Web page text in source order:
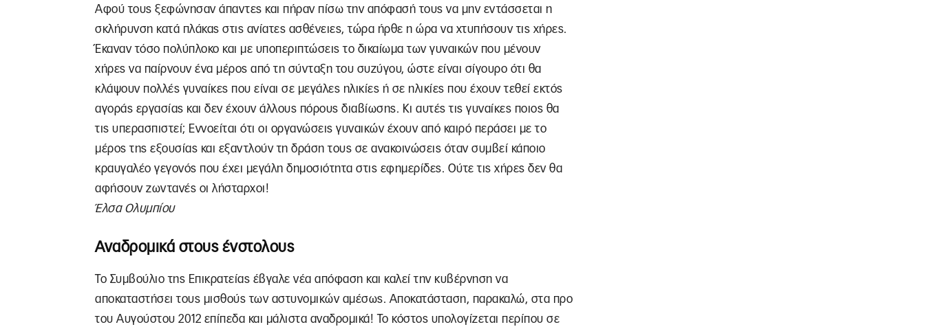
Αφού τους ξεφώνησαν άπαντες και πήραν πίσω την απόφασή τους να μην εντάσσεται η
σκλήρυνση κατά πλάκας στις ανίατες ασθένειες, τώρα ήρθε η ώρα να χτυπήσουν τις χήρες.
Έκαναν τόσο πολύπλοκο και με υποπεριπτώσεις το δικαίωμα των γυναικών που μένουν
χήρες να παίρνουν ένα μέρος από τη σύνταξη του συζύγου, ώστε είναι σίγουρο ότι θα
κλάψουν πολλές γυναίκες που είναι σε μεγάλες ηλικίες ή σε ηλικίες που έχουν τεθεί εκτός
αγοράς εργασίας και δεν έχουν άλλους πόρους διαβίωσης. Κι αυτές τις γυναίκες ποιος θα
τις υπερασπιστεί; Εννοείται ότι οι οργανώσεις γυναικών έχουν από καιρό περάσει με το
μέρος της εξουσίας και εξαντλούν τη δράση τους σε ανακοινώσεις όταν συμβεί κάποιο
κραυγαλέο γεγονός που έχει μεγάλη δημοσιότητα στις εφημερίδες. Ούτε τις χήρες δεν θα
αφήσουν ζωντανές οι λήσταρχοι!
Έλσα Ολυμπίου
Αναδρομικά στους ένστολους
Το Συμβούλιο της Επικρατείας έβγαλε νέα απόφαση και καλεί την κυβέρνηση να
αποκαταστήσει τους μισθούς των αστυνομικών αμέσως. Αποκατάσταση, παρακαλώ, στα προ
του Αυγούστου 2012 επίπεδα και μάλιστα αναδρομικά! Το κόστος υπολογίζεται περίπου σε